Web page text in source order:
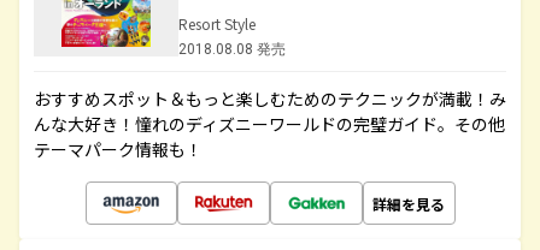
Resort Style
2018.08.08 発売
おすすめスポット＆もっと楽しむためのテクニックが満載！み
んな大好き！憧れのディズニーワールドの完璧ガイド。その他
テーマパーク情報も！
詳細を見る